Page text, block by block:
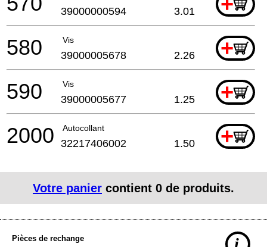
39000000594 3.01
Vis +
580 39000005678 2.26
Vis +
590 39000005677 1.25
Autocollant +
2000 32217406002 1.50
Votre panier contient 0 de produits.
Pièces de rechange